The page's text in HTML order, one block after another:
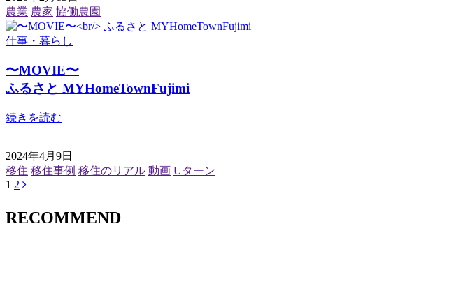
農業 農家 協働農園
仕事・暮らし
〜MOVIE〜
ふるさと MYHomeTownFujimi
続きを読む
2024年4月9日
移住 移住事例 移住のリアル 動画 Uターン
1 2
RECOMMEND